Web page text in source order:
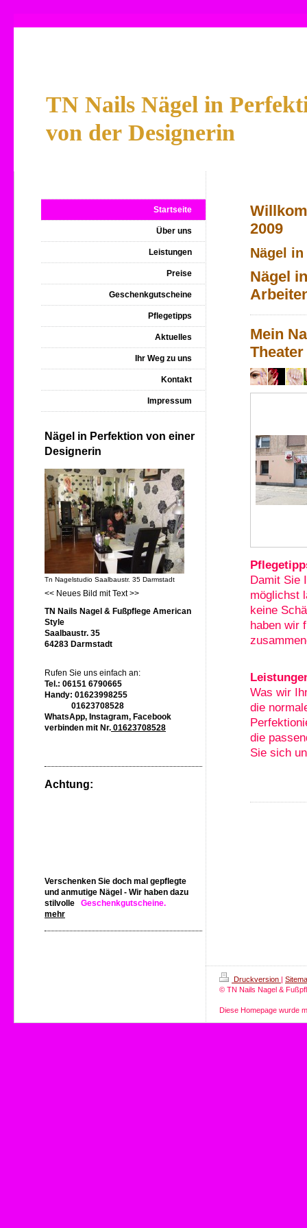
TN Nails Nägel in
von der Designerin
2009
Nägel
Nägel
Mein
Damit Sie
möglichst
keine
haben wir
Was wir
die
die
Sie sich
Startseite
Über uns
Leistungen
Preise
Geschenkgutscheine
Pflegetipps
Aktuelles
Ihr Weg zu uns
Kontakt
Impressum
Nägel in Perfektion von einer
Designerin
Tn Nagelstudio Saalbaustr. 35 Darmstadt
<< Neues Bild mit Text >>
TN Nails Nagel & Fußpflege American
Style
Saalbaustr. 35
64283 Darmstadt
Rufen Sie uns einfach an:
Tel.: 06151 6790665
Handy: 01623998255
01623708528
WhatsApp, Instagram, Facebook
verbinden mit Nr. 01623708528
Achtung:
Verschenken Sie doch mal gepflegte
und anmutige Nägel - Wir haben dazu
stilvolle Geschenkgutscheine.
mehr
Druckversion |
© TN Nails Nagel &
Diese Homepage wurde